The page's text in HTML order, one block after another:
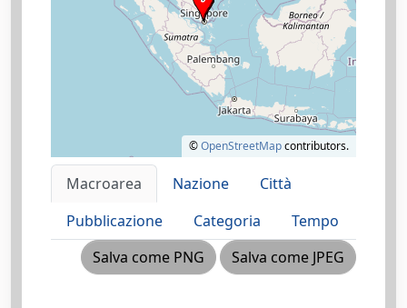
©OpenStreetMapcontributors.
Macroarea Nazione
Città
Pubblicazione
Categoria
Tempo
Salva come PNG
Salva come JPEG